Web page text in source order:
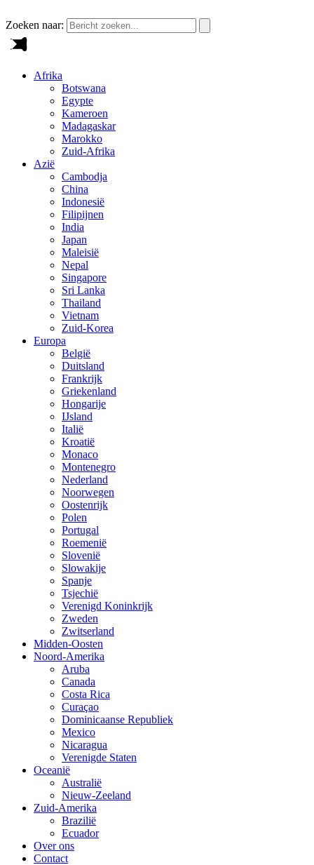
Zoeken naar:
Afrika
Botswana
Egypte
Kameroen
Madagaskar
Marokko
Zuid-Afrika
Azië
Cambodja
China
Indonesië
Filipijnen
India
Japan
Maleisië
Nepal
Singapore
Sri Lanka
Thailand
Vietnam
Zuid-Korea
Europa
België
Duitsland
Frankrijk
Griekenland
Hongarije
IJsland
Italië
Kroatië
Monaco
Montenegro
Nederland
Noorwegen
Oostenrijk
Polen
Portugal
Roemenië
Slovenië
Slowakije
Spanje
Tsjechië
Verenigd Koninkrijk
Zweden
Zwitserland
Midden-Oosten
Noord-Amerika
Aruba
Canada
Costa Rica
Curaçao
Dominicaanse Republiek
Mexico
Nicaragua
Verenigde Staten
Oceanië
Australië
Nieuw-Zeeland
Zuid-Amerika
Brazilië
Ecuador
Over ons
Contact